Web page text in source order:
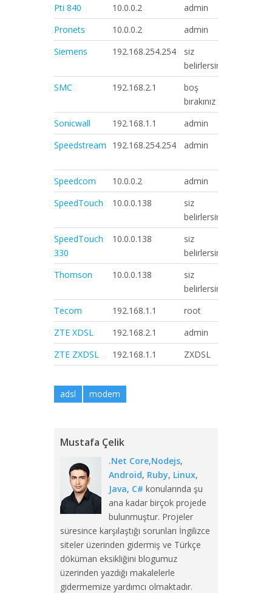
Pti 840 10.0.0.2 admin
Pronets
10.0.0.2 admin
Siemens
192.168.254.254
siz
belirlersiniz
SMC
192.168.2.1
boş
bırakınız
Sonicwall 192.168.1.1 admin
Speedstream
192.168.254.254 admin
Speedcom
10.0.0.2 admin
SpeedTouch
10.0.0.138
siz
belirlersiniz
SpeedTouch
330
10.0.0.138
siz
belirlersiniz
Thomson
10.0.0.138
siz
belirlersiniz
Tecom
192.168.1.1 root
ZTE XDSL
192.168.2.1 admin
ZTE ZXDSL
192.168.1.1 ZXDSL
adsl modem
Mustafa Çelik
.Net Core,Nodejs,
Android, Ruby, Linux,
Java, C# konularında şu
ana kadar birçok projede
bulunmuştur. Projeler
süresince karşılaştığı sorunları İngilizce
siteler üzerinden gidermiş ve Türkçe
döküman eksikliğini blogumuz
üzerinden yazdığı makalelerle
gidermemize yardımcı olmaktadır.